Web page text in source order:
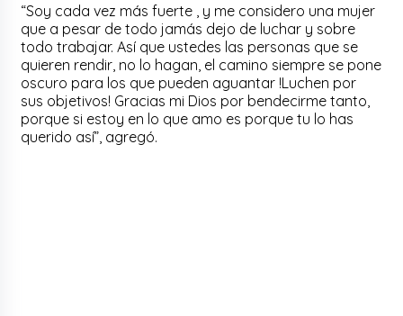
“Soy cada vez más fuerte , y me considero una mujer
que a pesar de todo jamás dejo de luchar y sobre
todo trabajar. Así que ustedes las personas que se
quieren rendir, no lo hagan, el camino siempre se pone
oscuro para los que pueden aguantar !Luchen por
sus objetivos! Gracias mi Dios por bendecirme tanto,
porque si estoy en lo que amo es porque tu lo has
querido así”, agregó.